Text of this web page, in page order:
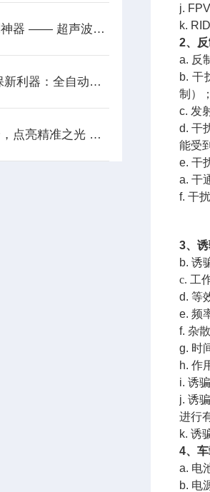
工业流量监测神器 —— 超声波明渠流量计
蓝景科技 环保新利器：全自动便携式红外测油仪
守护科研安全，点亮精准之光 ——蓝景智能微波消解仪
j.
k.
2、
a. 反
b. 干
制）
c. 发
d. 干
能受
e. 干
a. 干
f. 干
3、
b. 诱
c. 工
d. 等
e. 频
f. 杂
g. 时
h. 作
i. 诱
j. 诱
进行
k. 诱
4、
a. 电
b. 电